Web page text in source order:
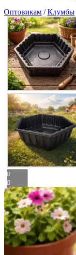
Оптовикам /Клумбы